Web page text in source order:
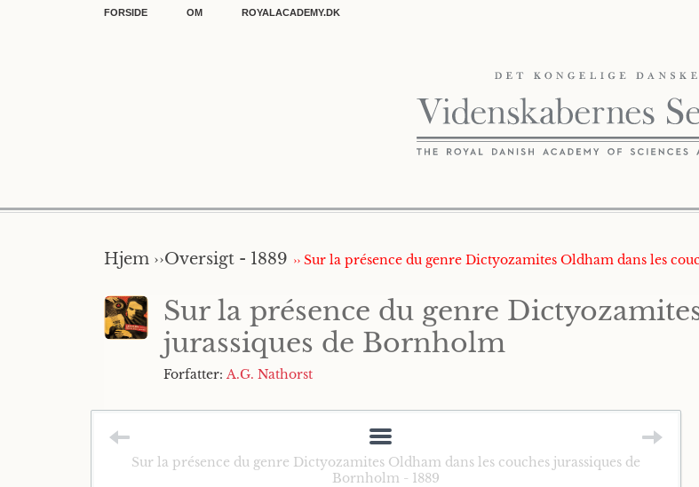
FORSIDE OM ROYALACADEMY.DK
Hjem ››Oversigt - 1889 ›› Sur la présence du genre Dictyozamites Oldham dans les
Sur la présence du genre
jurassiques de Bornholm
Forfatter: A.G. Nathorst
Sur la présence du genre Dictyozamites Oldham dans les couches jurassiques de
Bornholm - 1889